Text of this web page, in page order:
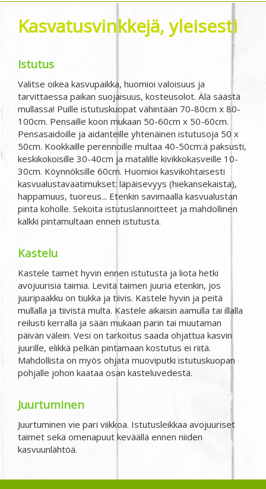
Kasvatusvinkkejä, yleisesti
Istutus
Valitse oikea kasvupaikka, huomioi valoisuus ja
tarvittaessa paikan suojaisuus, kosteusolot. Älä säästä
mullassa! Puille istutuskuopat vähintään 70-80cm x 80-
100cm. Pensaille koon mukaan 50-60cm x 50-60cm.
Pensasaidoille ja aidanteille yhtenäinen istutusoja 50 x
50cm. Kookkaille perennoille multaa 40-50cm:ä paksusti,
keskikokoisille 30-40cm ja matalille kivikkokasveille 10-
30cm. Köynnöksille 60cm. Huomioi kasvikohtaisesti
kasvualustavaatimukset: läpäisevyys (hiekansekaista),
happamuus, tuoreus... Etenkin savimaalla kasvualustan
pinta koholle. Sekoita istutuslannoitteet ja mahdollinen
kalkki pintamultaan ennen istutusta.
Kastelu
Kastele taimet hyvin ennen istutusta ja liota hetki
avojuurisia taimia. Levitä taimen juuria etenkin, jos
juuripaakku on tiukka ja tiivis. Kastele hyvin ja peitä
mullalla ja tiivistä multa. Kastele aikaisin aamulla tai illalla
reilusti kerralla ja sään mukaan parin tai muutaman
päivän välein. Vesi on tarkoitus saada ohjattua kasvin
juurille, elikkä pelkän pintamaan kostutus ei riitä.
Mahdollista on myös ohjata muoviputki istutuskuopan
pohjalle johon kaataa osan kasteluvedestä.
Juurtuminen
Juurtuminen vie pari viikkoa. Istutusleikkaa avojuuriset
taimet sekä omenapuut keväällä ennen niiden
kasvuunlähtöä.